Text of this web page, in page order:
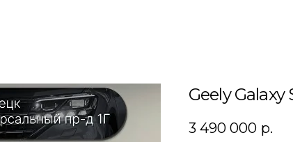
Geely Galaxy
3 490 000 р.